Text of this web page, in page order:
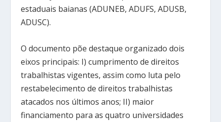
estaduais baianas (ADUNEB, ADUFS, ADUSB,
ADUSC).
O documento põe destaque organizado dois
eixos principais: I) cumprimento de direitos
trabalhistas vigentes, assim como luta pelo
restabelecimento de direitos trabalhistas
atacados nos últimos anos; II) maior
financiamento para as quatro universidades